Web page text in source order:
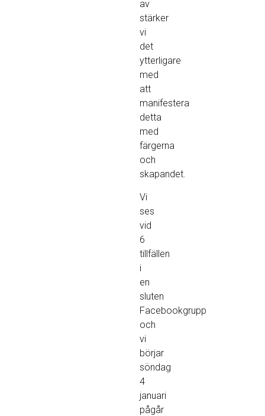
av
stärker
vi
det
ytterligare
med
att
manifestera
detta
med
färgerna
och
skapandet.
Vi
ses
vid
6
tillfällen
i
en
sluten
Facebookgrupp
och
vi
börjar
söndag
4
januari
pågår